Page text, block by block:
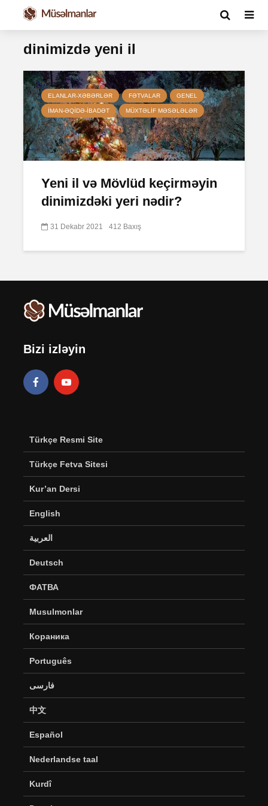
dinimizdə yeni il
ELANLAR-XƏBƏRLƏR FƏTVALAR GENEL
İMAN-ƏQIDƏ-IBADƏT MÜXTƏLIF MƏSƏLƏLƏR
Yeni il və Mövlüd keçirməyin
dinimizdəki yeri nədir?
31 Dekabr 2021 412 Baxış
Bizi izləyin
Türkçe Resmi Site
Türkçe Fetva Sitesi
Kur’an Dersi
English
العربية
Deutsch
ФАТВА
Musulmonlar
Кораника
Português
فارسی
中文
Español
Nederlandse taal
Kurdî